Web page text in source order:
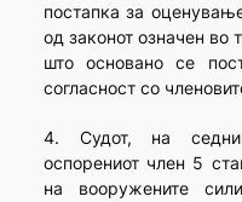
постапка за
од законот означен во
што основано се
согласност со
4. Судот, на
оспорениот член 5
на вооружените